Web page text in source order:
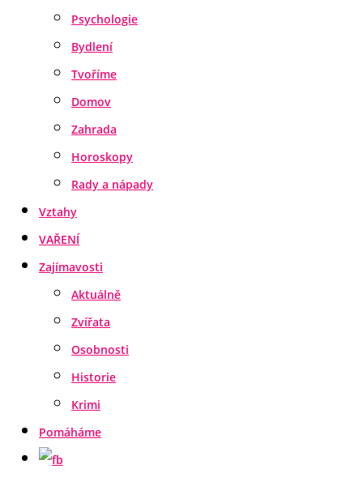
Psychologie
Bydlení
Tvoříme
Domov
Zahrada
Horoskopy
Rady a nápady
Vztahy
VAŘENÍ
Zajímavosti
Aktuálně
Zvířata
Osobnosti
Historie
Krimi
Pomáháme